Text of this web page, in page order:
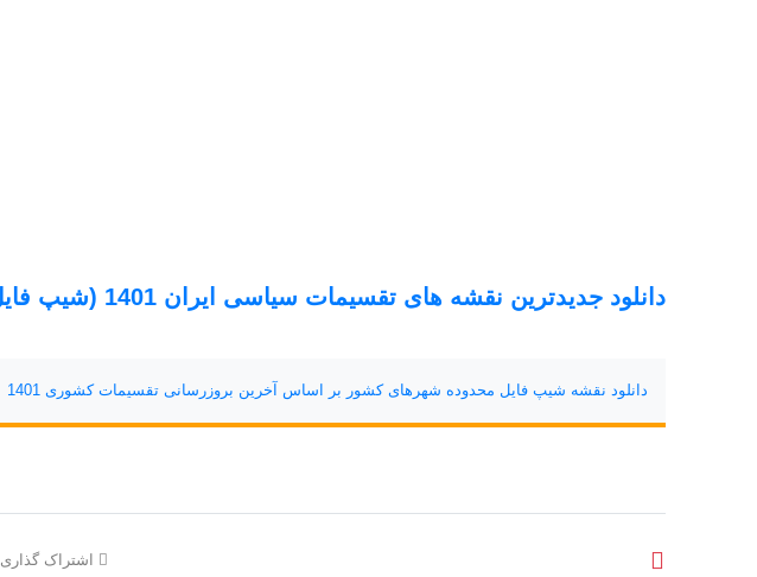
دانلود جدیدترین نقشه های تقسیمات سیاسی ایران 1401 (شیپ فایل+نقشه)
دانلود نقشه شیپ فایل محدوده شهرهای کشور بر اساس آخرین بروزرسانی تقسیمات کشوری 1401
اشتراک گذاری